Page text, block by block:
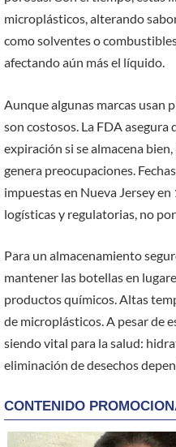
microplásticos, alterando
como solventes o
afectando aún más el líquido.
Aunque algunas marcas usan
son costosos. La FDA asegura
expiración si se almacena
genera preocupaciones.
impuestas en Nueva Jersey
logísticas y regulatorias, no
Para un almacenamiento
mantener las botellas en
productos químicos. Altas
de microplásticos. A pesar de
siendo vital para la salud:
eliminación de desechos